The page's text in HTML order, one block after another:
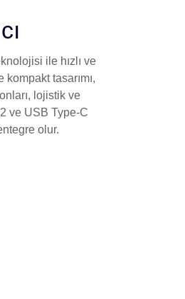
ile hızlı ve
tasarımı,
lojistik ve
ve USB Type-C
olur.